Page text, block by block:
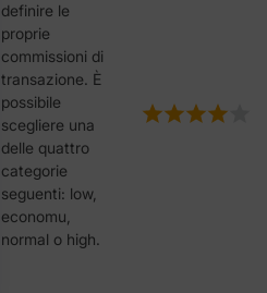
definire le
proprie
commissioni di
transazione. È
possibile
scegliere una
delle quattro
categorie
seguenti: low,
economu,
nоrmаl o hіgh.